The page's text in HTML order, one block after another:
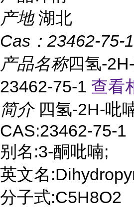
产地 湖北
Cas： 23462-75-1
产品名称四氢-
23462-75-1 查看
简介 四氢-2H-吡
CAS:23462-75-1
别名:3-酮吡喃;
英文名
分子式:C5H8O2